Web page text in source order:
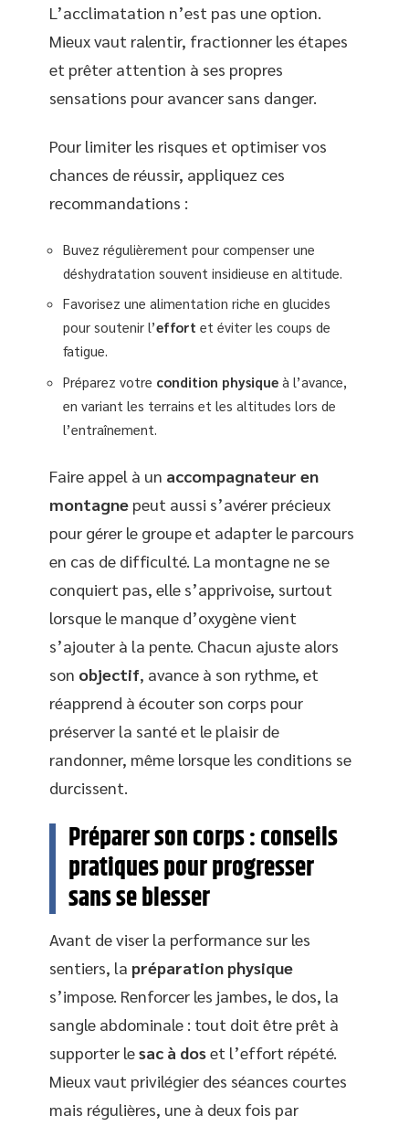
L’acclimatation n’est pas une option.
Mieux vaut ralentir, fractionner les étapes
et prêter attention à ses propres
sensations pour avancer sans danger.
Pour limiter les risques et optimiser vos
chances de réussir, appliquez ces
recommandations :
Buvez régulièrement pour compenser une
déshydratation souvent insidieuse en altitude.
Favorisez une alimentation riche en glucides
pour soutenir l’effort et éviter les coups de
fatigue.
Préparez votre condition physique à l’avance,
en variant les terrains et les altitudes lors de
l’entraînement.
Faire appel à un accompagnateur en
montagne peut aussi s’avérer précieux
pour gérer le groupe et adapter le parcours
en cas de difficulté. La montagne ne se
conquiert pas, elle s’apprivoise, surtout
lorsque le manque d’oxygène vient
s’ajouter à la pente. Chacun ajuste alors
son objectif, avance à son rythme, et
réapprend à écouter son corps pour
préserver la santé et le plaisir de
randonner, même lorsque les conditions se
durcissent.
Préparer son corps : conseils
pratiques pour progresser
sans se blesser
Avant de viser la performance sur les
sentiers, la préparation physique
s’impose. Renforcer les jambes, le dos, la
sangle abdominale : tout doit être prêt à
supporter lesac à doset l’effort répété.
Mieux vaut privilégier des séances courtes
mais régulières, une à deux fois par